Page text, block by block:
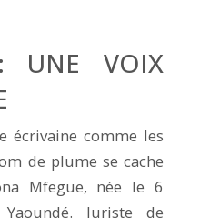
UNE VOIX
écrivaine comme les
de plume se cache
Mfegue, née le 6
Juriste de